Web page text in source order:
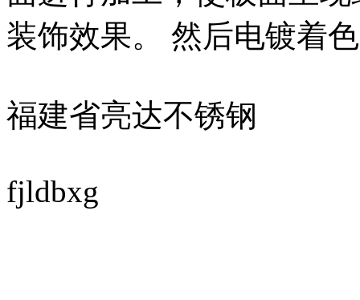
装饰效果。 然后电镀着
福建省亮达不锈钢
fjldbxg